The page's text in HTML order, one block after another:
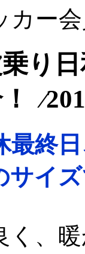
カー
り
最終
サイ
く、